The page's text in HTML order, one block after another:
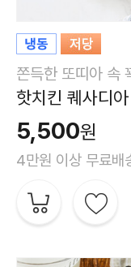
쫀득한 또띠아 속
핫치킨 퀘사디
5,500원
4만원 이상 무료배